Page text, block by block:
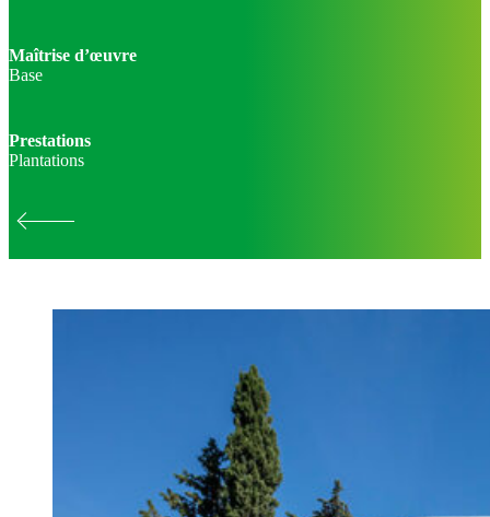
Maîtrise d’œuvre
Base
Prestations
Plantations